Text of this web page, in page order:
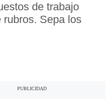
de trabajo
rubros. Sepa los